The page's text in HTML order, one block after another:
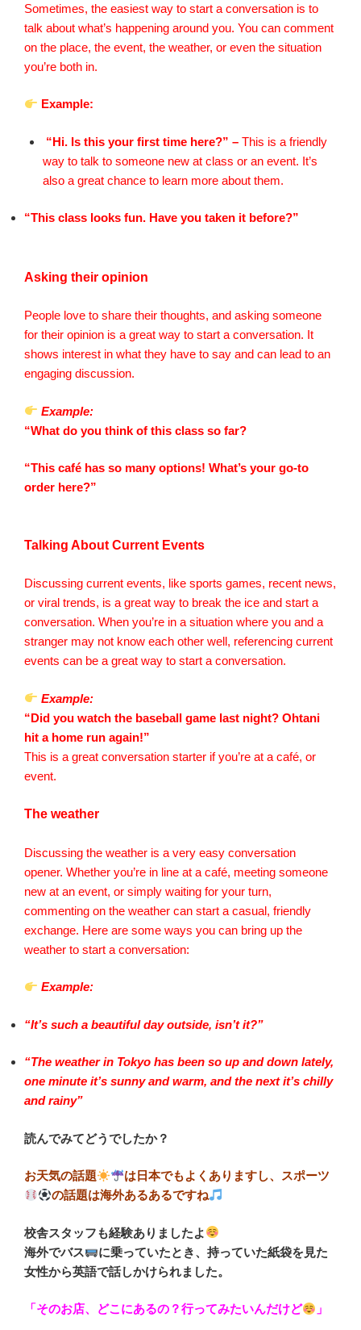
Sometimes, the easiest way to start a conversation is to
talk about what’s happening around you. You can comment
on the place, the event, the weather, or even the situation
you’re both in.
Example:
“Hi. Is this your first time here?” – This is a friendly
way to talk to someone new at class or an event. It’s
also a great chance to learn more about them.
“This class looks fun. Have you taken it before?”
Asking their opinion
People love to share their thoughts, and asking someone
for their opinion is a great way to start a conversation. It
shows interest in what they have to say and can lead to an
engaging discussion.
Example:
“What do you think of this class so far?
“This café has so many options! What’s your go-to
order here?”
Talking About Current Events
Discussing current events, like sports games, recent news,
or viral trends, is a great way to break the ice and start a
conversation. When you’re in a situation where you and a
stranger may not know each other well, referencing current
events can be a great way to start a conversation.
Example:
“Did you watch the baseball game last night? Ohtani
hit a home run again!”
This is a great conversation starter if you’re at a café, or
event.
The weather
Discussing the weather is a very easy conversation
opener. Whether you’re in line at a café, meeting someone
new at an event, or simply waiting for your turn,
commenting on the weather can start a casual, friendly
exchange. Here are some ways you can bring up the
weather to start a conversation:
Example:
“It’s such a beautiful day outside, isn’t it?”
“The weather in Tokyo has been so up and down lately,
one minute it’s sunny and warm, and the next it’s chilly
and rainy”
読んでみてどうでしたか？
お天気の話題
は日本でもよくありますし、スポーツ
の話題は海外あるあるですね
校舎スタッフも経験ありましたよ
海外でバス
に乗っていたとき、持っていた紙袋を見た
女性から英語で話しかけられました。
「そのお店、どこにあるの？行ってみたいんだけど 」